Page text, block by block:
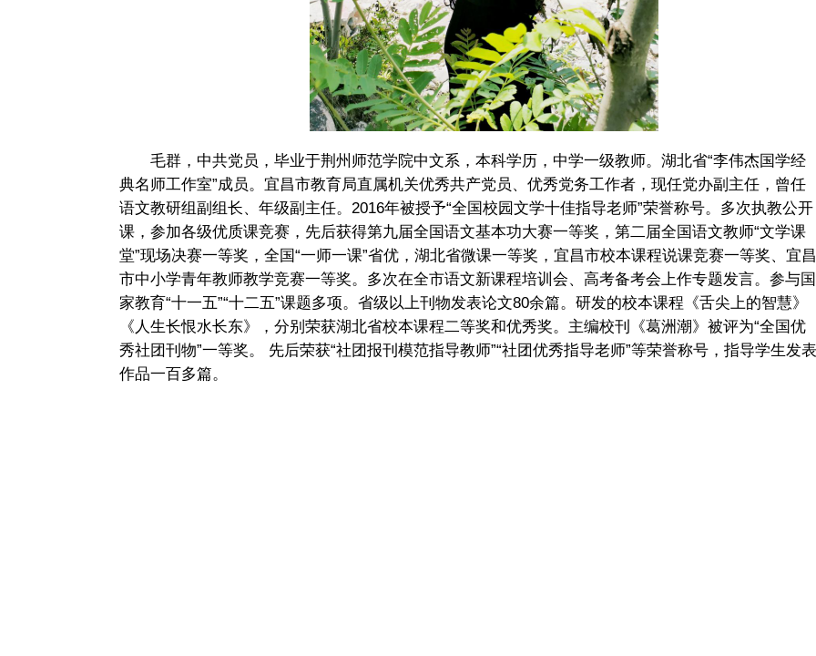
毛群，中共党员，毕业于荆州师范学院中文系，本科学历，中学一级教师。湖北省“李伟杰国学经
典名师工作室”成员。宜昌市教育局直属机关优秀共产党员、优秀党务工作者，现任党办副主任，曾任
语文教研组副组长、年级副主任。2016年被授予“全国校园文学十佳指导老师”荣誉称号。多次执教公开
课，参加各级优质课竞赛，先后获得第九届全国语文基本功大赛一等奖，第二届全国语文教师“文学课
堂”现场决赛一等奖，全国“一师一课”省优，湖北省微课一等奖，宜昌市校本课程说课竞赛一等奖、宜昌
市中小学青年教师教学竞赛一等奖。多次在全市语文新课程培训会、高考备考会上作专题发言。参与国
家教育“十一五”“十二五”课题多项。省级以上刊物发表论文80余篇。研发的校本课程《舌尖上的智慧》
《人生长恨水长东》，分别荣获湖北省校本课程二等奖和优秀奖。主编校刊《葛洲潮》被评为“全国优
秀社团刊物”一等奖。 先后荣获“社团报刊模范指导教师”“社团优秀指导老师”等荣誉称号，指导学生发表
作品一百多篇。